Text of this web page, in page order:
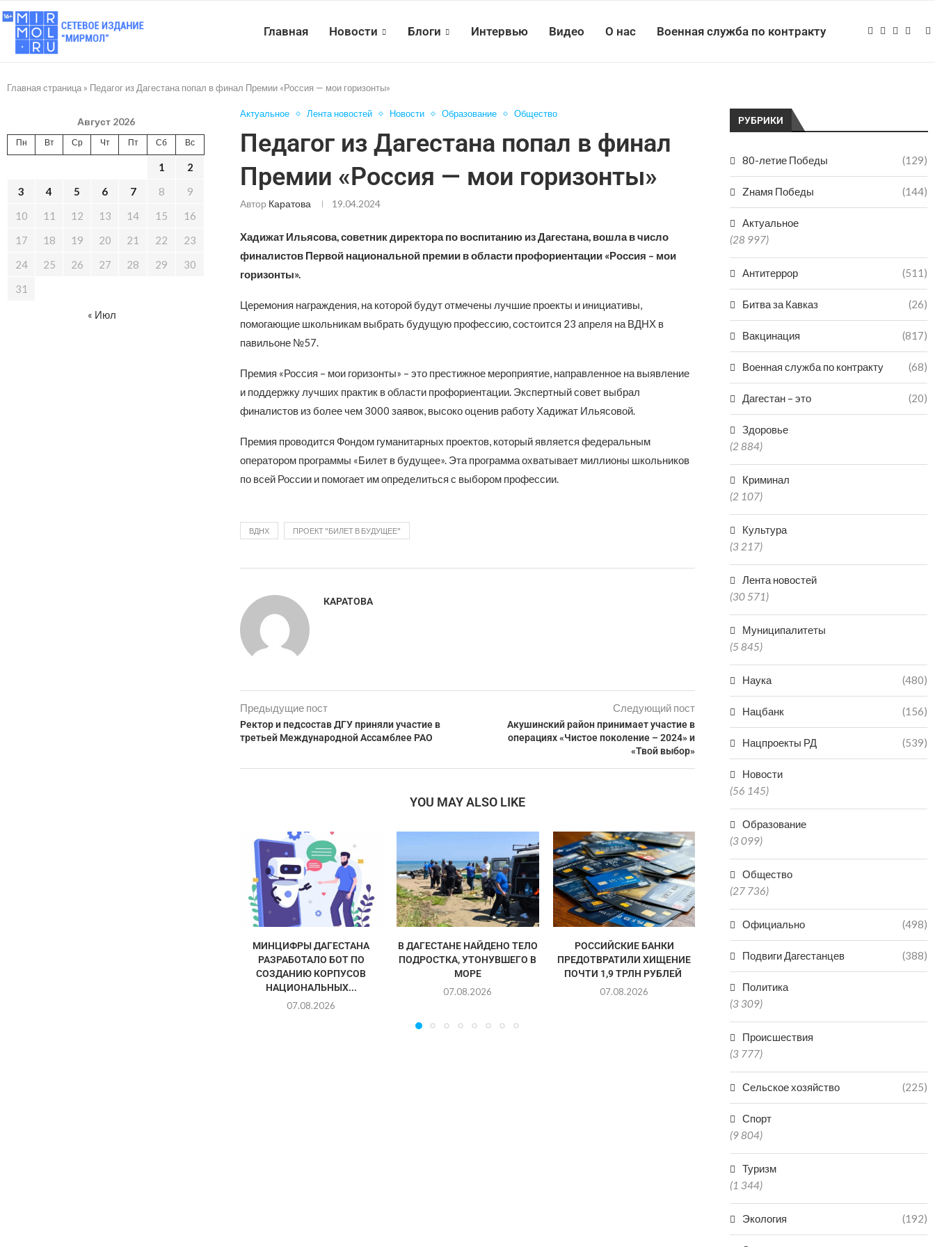
Главная Новости Блоги Интервью Видео О нас Военная служба по контракту
Главная страница » Педагог из Дагестана попал в финал Премии «Россия — мои горизонты»
Актуальное Лента новостей Новости Образование Общество
Педагог из Дагестана попал в финал
Премии «Россия — мои горизонты»
Автор Каратова 19.04.2024
Хадижат Ильясова, советник директора по воспитанию из Дагестана, вошла в число
финалистов Первой национальной премии в области профориентации «Россия – мои
горизонты».
Церемония награждения, на которой будут отмечены лучшие проекты и инициативы,
помогающие школьникам выбрать будущую профессию, состоится 23 апреля на ВДНХ в
павильоне №57.
Премия «Россия – мои горизонты» – это престижное мероприятие, направленное на выявление
и поддержку лучших практик в области профориентации. Экспертный совет выбрал
финалистов из более чем 3000 заявок, высоко оценив работу Хадижат Ильясовой.
Премия проводится Фондом гуманитарных проектов, который является федеральным
оператором программы «Билет в будущее». Эта программа охватывает миллионы школьников
по всей России и помогает им определиться с выбором профессии.
ВДНХ ПРОЕКТ "БИЛЕТ В БУДУЩЕЕ"
КАРАТОВА
Предыдущие пост
Ректор и педсостав ДГУ приняли участие в
третьей Международной Ассамблее РАО
Следующий пост
Акушинский район принимает участие в
операциях «Чистое поколение – 2024» и
«Твой выбор»
YOU MAY ALSO LIKE
МИНЦИФРЫ ДАГЕСТАНА
РАЗРАБОТАЛО БОТ ПО
СОЗДАНИЮ КОРПУСОВ
НАЦИОНАЛЬНЫХ...
07.08.2026
В ДАГЕСТАНЕ НАЙДЕНО ТЕЛО
ПОДРОСТКА, УТОНУВШЕГО В
МОРЕ
07.08.2026
РОССИЙСКИЕ БАНКИ
ПРЕДОТВРАТИЛИ ХИЩЕНИЕ
ПОЧТИ 1,9 ТРЛН РУБЛЕЙ
07.08.2026
ЧИНОВНИК В ДАГЕСТАНЕ
07.08.2026
СУДЕ ЗА
ОТЛОВ
РУБРИКИ
80-летие Победы (129)
Zнамя Победы (144)
Актуальное
(28 997)
Антитеррор (511)
Битва за Кавказ (26)
Вакцинация (817)
Военная служба по контракту (68)
Дагестан – это (20)
Здоровье
(2 884)
Криминал
(2 107)
Культура
(3 217)
Лента новостей
(30 571)
Муниципалитеты
(5 845)
Наука (480)
Нацбанк (156)
Нацпроекты РД (539)
Новости
(56 145)
Образование
(3 099)
Общество
(27 736)
Официально (498)
Подвиги Дагестанцев (388)
Политика
(3 309)
Происшествия
(3 777)
Сельское хозяйство (225)
Спорт
(9 804)
Туризм
(1 344)
Экология (192)
Август 2026
Пн Вт Ср Чт Пт Сб Вс
1
2
3
4 5 6 7 8
9
10
11 12 13 14 15
16
17
18 19 20 21 22
23
24
25 26 27 28 29
30
31
« Июл